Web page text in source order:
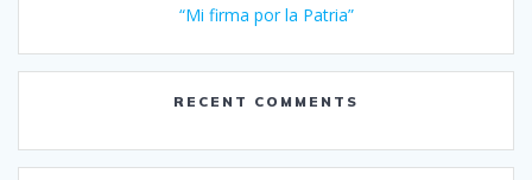
“Mi firma por la Patria”
RECENT COMMENTS